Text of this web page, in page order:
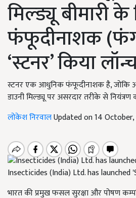
मिल्ड्यू बीमारी
फंफूदीनाशक
‘स्टनर’ किया
स्टनर एक आधुनिक फंफूदीनाशक है, जोकि
डाउनी मिल्ड्यू पर असरदार तरीके से नियंत्रण
लोकेश निरवालUpdated on 14
Insecticides (India) Ltd. has launched
भारत की प्रमुख फसल सुरक्षा और पोषण